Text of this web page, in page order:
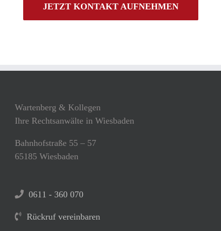
JETZT KONTAKT AUFNEHMEN
Wartenberg & Kollegen
Ihre Rechtsanwälte in Wiesbaden
Bahnhofstraße 55 – 57
65185 Wiesbaden
0611 - 360 070
Rückruf vereinbaren